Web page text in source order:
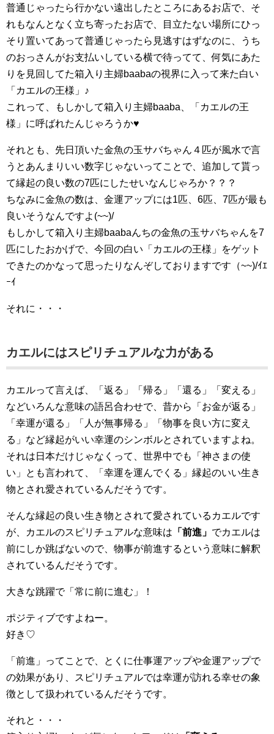
普通じゃったら行かない遠出したところにあるお店で、そ
れもなんとなく立ち寄ったお店で、目立たない場所にひっ
そり置いてあって普通じゃったら見逃すはずなのに、うち
のおっさんがお支払いしている横で待ってて、何気にあた
りを見回してた箱入り主婦baabaの視界に入って来た白い
「カエルの王様」♪
これって、もしかして箱入り主婦baaba、「カエルの王
様」に呼ばれたんじゃろうか♥
それとも、先日頂いた金魚の玉サバちゃん４匹が風水で言
うとあんまりいい数字じゃないってことで、追加して貰っ
て縁起の良い数の7匹にしたせいなんじゃろか？？？
ちなみに金魚の数は、金運アップには1匹、6匹、7匹が最も
良いそうなんですよ(~~)/
もしかして箱入り主婦baabaんちの金魚の玉サバちゃんを7
匹にしたおかげで、今回の白い「カエルの王様」をゲット
できたのかなって思ったりなんぞしておりますです（~~)/ｲｴ
ｰｲ
それに・・・
カエルにはスピリチュアルな力がある
カエルって言えば、「返る」「帰る」「還る」「変える」
などいろんな意味の語呂合わせで、昔から「お金が返る」
「幸運が還る」「人が無事帰る」「物事を良い方に変え
る」など縁起がいい幸運のシンボルとされていますよね。
それは日本だけじゃなくって、世界中でも「神さまの使
い」とも言われて、「幸運を運んでくる」縁起のいい生き
物とされ愛されているんだそうです。
そんな縁起の良い生き物とされて愛されているカエルです
が、カエルのスピリチュアルな意味は 「前進」 でカエルは
前にしか跳ばないので、物事が前進するという意味に解釈
されているんだそうです。
大きな跳躍で「常に前に進む」！
ポジティブですよねー。
好き♡
「前進」ってことで、とくに仕事運アップや金運アップで
の効果があり、スピリチュアルでは幸運が訪れる幸せの象
徴として扱われているんだそうです。
それと・・・